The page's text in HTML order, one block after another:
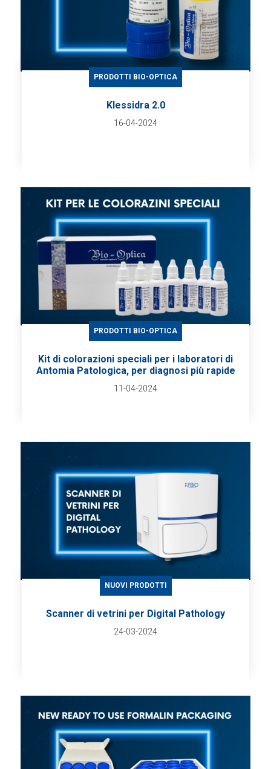
PRODOTTI BIO-OPTICA
Klessidra 2.0
16-04-2024
PRODOTTI BIO-OPTICA
Kit di colorazioni speciali per i laboratori di
Antomia Patologica, per diagnosi più rapide
11-04-2024
NUOVI PRODOTTI
Scanner di vetrini per Digital Pathology
24-03-2024